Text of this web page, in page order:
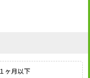
１ヶ月以下